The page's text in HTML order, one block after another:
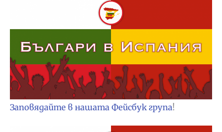
Заповядайте в нашата Фейсбук група!